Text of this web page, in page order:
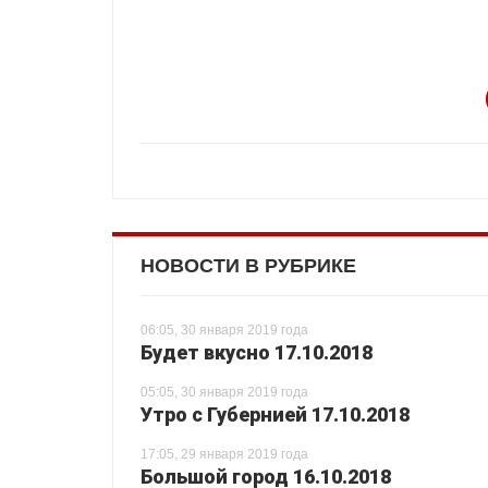
НОВОСТИ В РУБРИКЕ
06:05, 30 января 2019 года
Будет вкусно 17.10.2018
05:05, 30 января 2019 года
Утро с Губернией 17.10.2018
17:05, 29 января 2019 года
Большой город 16.10.2018